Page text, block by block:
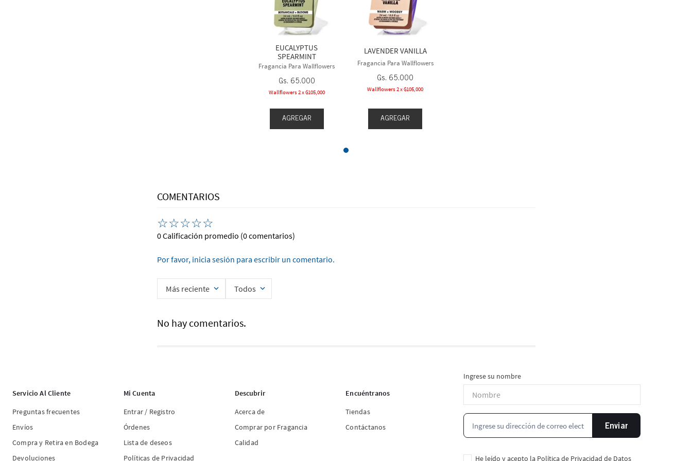
EUCALYPTUS
SPEARMINT
Fragancia Para Wallflowers
Gs. 65.000
Wallflowers 2 x ₲105,000
AGREGAR
LAVENDER VANILLA
Fragancia Para Wallflowers
Gs. 65.000
Wallflowers 2 x ₲105,000
AGREGAR
COMENTARIOS
☆☆☆☆☆
0 Calificación promedio (0 comentarios)
Por favor, inicia sesión para escribir un comentario.
Más reciente Todos
No hay comentarios.
Servicio Al Cliente
Preguntas frecuentes
Envíos
Compra y Retira en Bodega
Devoluciones
Mi Cuenta
Entrar / Registro
Órdenes
Lista de deseos
Políticas de Privacidad
Descubrir
Acerca de
Comprar por Fragancia
Calidad
Encuéntranos
Tiendas
Contáctanos
Ingrese su nombre
Enviar
He leído y acepto la Política de Privacidad de Datos